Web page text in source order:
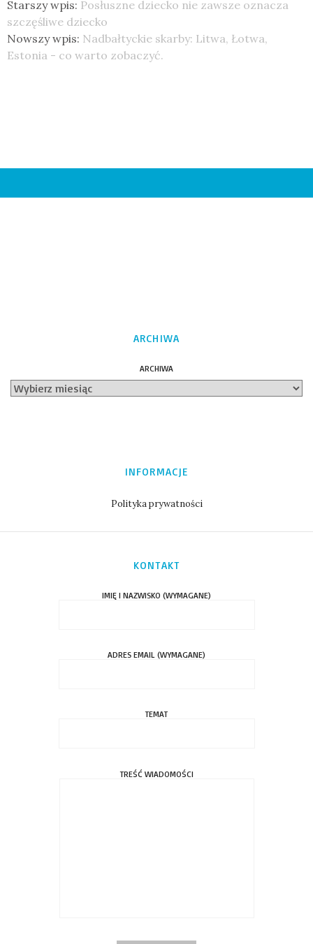
Starszy wpis: Posłuszne dziecko nie zawsze oznacza
szczęśliwe dziecko
Nowszy wpis: Nadbałtyckie skarby: Litwa, Łotwa,
Estonia - co warto zobaczyć.
ARCHIWA
ARCHIWA
INFORMACJE
Polityka prywatności
KONTAKT
IMIĘ I NAZWISKO (WYMAGANE)
ADRES EMAIL (WYMAGANE)
TEMAT
TREŚĆ WIADOMOŚCI